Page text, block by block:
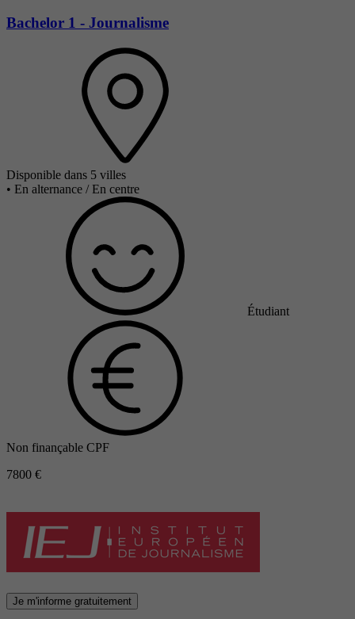
Bachelor 1 - Journalisme
Disponible dans 5 villes
• En alternance / En centre
Étudiant
Non finançable CPF
7800 €
Je m'informe gratuitement